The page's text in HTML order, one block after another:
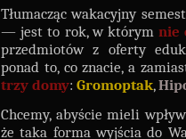
Tłumacząc wakacyjny
— jest to rok, w którymnie
przedmiotów z oferty
ponad to, co znacie, a
trzy domy: Gromoptak,
Chcemy, abyście mieli
że taka forma wyjścia do